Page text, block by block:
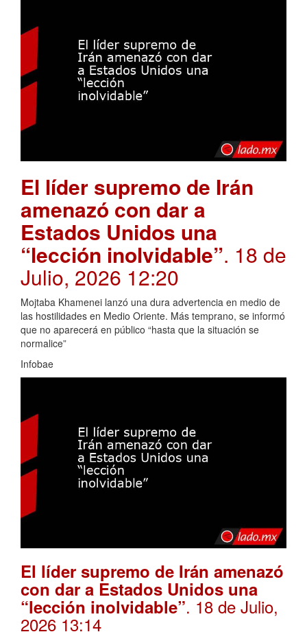
El líder supremo de Irán
amenazó con dar a
Estados Unidos una
“lección inolvidable”. 18 de
Julio, 2026 12:20
Mojtaba Khamenei lanzó una dura advertencia en medio de
las hostilidades en Medio Oriente. Más temprano, se informó
que no aparecerá en público “hasta que la situación se
normalice”
Infobae
El líder supremo de Irán amenazó
con dar a Estados Unidos una
“lección inolvidable”. 18 de Julio,
2026 13:14